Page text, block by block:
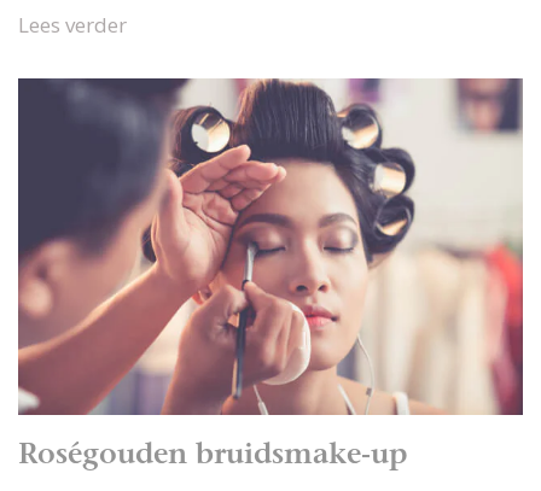
Lees verder
Roségouden bruidsmake-up